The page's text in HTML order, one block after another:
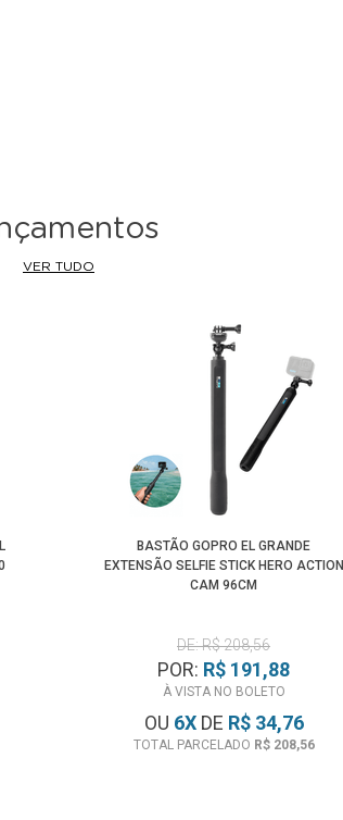
VER TUDO
BASTÃO GOPRO EL GRANDE
EXTENSÃO SELFIE STICK HERO ACTION
CAM 96CM
DE: R$ 208,56
POR: R$ 191,88
À VISTA NO BOLETO
OU 6XDE R$ 34,76
TOTAL PARCELADO R$ 208,56